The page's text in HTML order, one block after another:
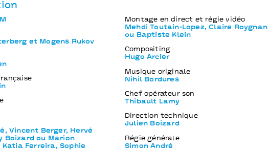
et Mogens Rukov
Vincent Berger, Hervé
Boizard ou Marion
Katia Ferreira, Sophie
Montage en direct et régie vidéo
Mehdi Toutain-Lopez, Claire Roygnan
ou Baptiste Klein
Compositing
Hugo Arcier
Musique originale
Nihil Bordures
Chef opérateur son
Thibault Lamy
Direction technique
Julien Boizard
Régie générale
Simon André